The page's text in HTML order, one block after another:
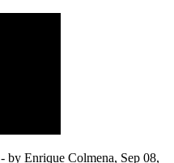
- by Enrique Colmena, Sep 08,